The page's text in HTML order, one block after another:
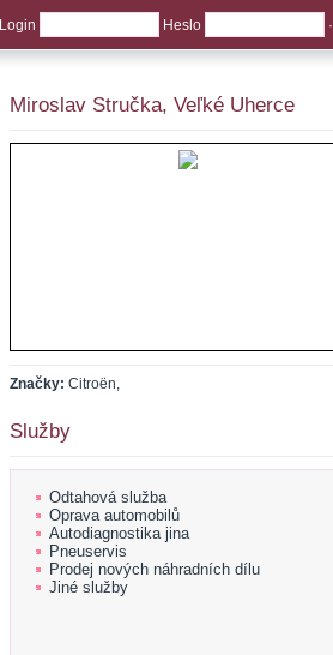
Login Heslo ·
Miroslav Stručka, Veľké Uherce
Značky: Citroën,
Služby
Odtahová služba
Oprava automobilů
Autodiagnostika jina
Pneuservis
Prodej nových náhradních dílu
Jiné služby